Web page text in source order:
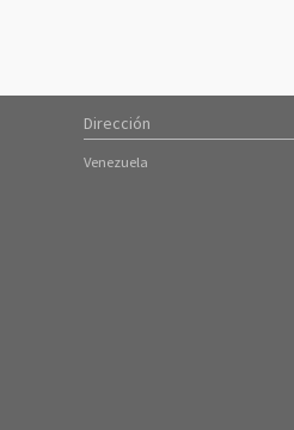
Dirección
Venezuela